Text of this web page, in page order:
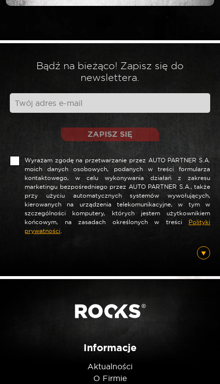
Wymagane pola są oznaczone*
Twoja ocena*
Twoja opinia *
Nazwa*
E-mail*
Nie jestem robotem
Bądź na bieżąco! Zapisz się do
newslettera.
ZAPISZ SIĘ
Wyrażam zgodę na przetwarzanie przez AUTO PARTNER S.A.
moich danych osobowych, podanych w treści formularza
kontaktowego, w celu wykonywania działań z zakresu
marketingu bezpośredniego przez AUTO PARTNER S.A., także
przy użyciu automatycznych systemów wywołujących,
kierowanych na urządzenia telekomunikacyjne, w tym w
szczególności komputery, których jestem użytkownikiem
końcowym, na zasadach określonych w treści Polityki
prywatności.
Informacje
Aktualności
O Firmie